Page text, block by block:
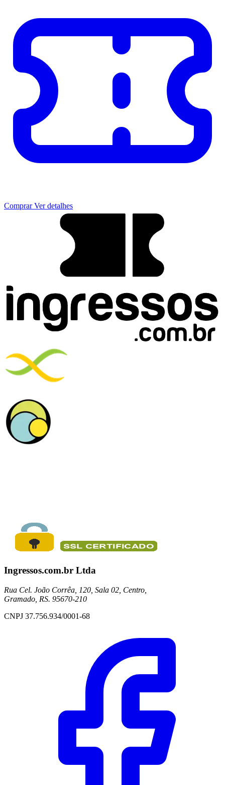
Comprar Ver detalhes
Ingressos.com.br Ltda
Rua Cel. João Corrêa, 120, Sala 02, Centro,
Gramado, RS. 95670-210
CNPJ 37.756.934/0001-68